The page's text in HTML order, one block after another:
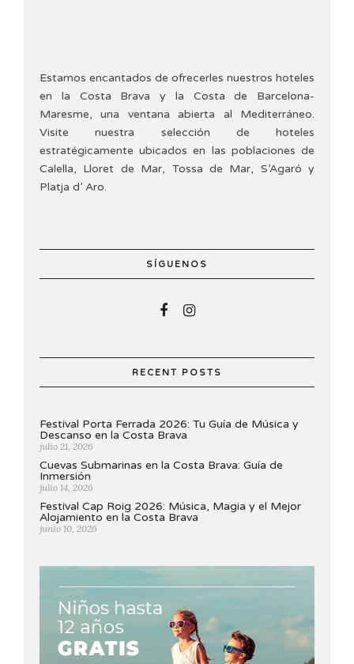
Estamos encantados de ofrecerles nuestros hoteles
en la Costa Brava y la Costa de Barcelona-
Maresme, una ventana abierta al Mediterráneo.
Visite nuestra selección de hoteles
estratégicamente ubicados en las poblaciones de
Calella, Lloret de Mar, Tossa de Mar, S’Agaró y
Platja d’ Aro.
SÍGUENOS
RECENT POSTS
Festival Porta Ferrada 2026: Tu Guía de Música y
Descanso en la Costa Brava
julio 21, 2026
Cuevas Submarinas en la Costa Brava: Guía de
Inmersión
julio 14, 2026
Festival Cap Roig 2026: Música, Magia y el Mejor
Alojamiento en la Costa Brava
junio 10, 2026